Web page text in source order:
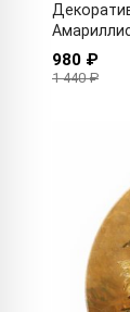
980 ₽
1 440 ₽